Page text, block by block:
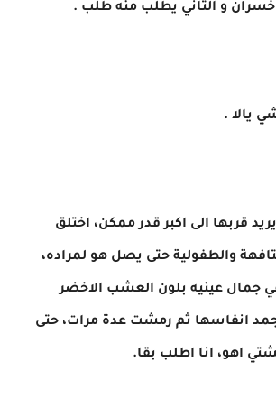
و التاني يطلب منه طلب .
يالا .
قربها الى اكبر قدر ممكن، اختلق
والطفولية حتى يصل هو لمراده،
جمال عينيه بلون العشب الاخضر
انفاسها ثم رمشت عدة مرات، حتى
اهو، انا اطلب بقا.